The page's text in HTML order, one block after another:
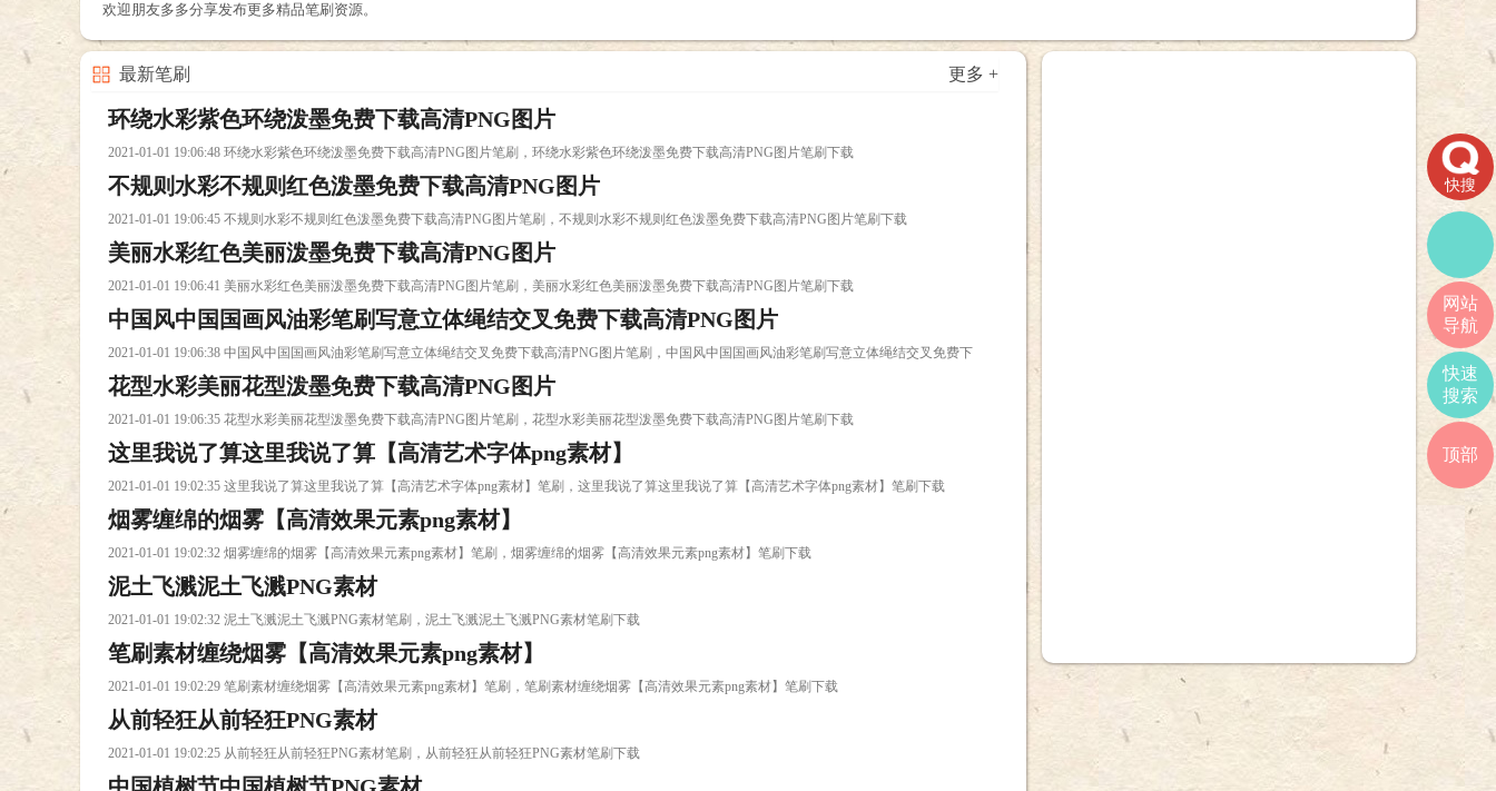
欢迎朋友多多分享发布更多精品笔刷资源。
最新笔刷 更多 +
环绕水彩紫色环绕泼墨免费下载高清PNG图片
2021-01-01 19:06:48 环绕水彩紫色环绕泼墨免费下载高清PNG图片笔刷，环绕水彩紫色环绕泼墨免费下载高清PNG图片笔刷下载
不规则水彩不规则红色泼墨免费下载高清PNG图片
2021-01-01 19:06:45 不规则水彩不规则红色泼墨免费下载高清PNG图片笔刷，不规则水彩不规则红色泼墨免费下载高清PNG图片笔刷下载
美丽水彩红色美丽泼墨免费下载高清PNG图片
2021-01-01 19:06:41 美丽水彩红色美丽泼墨免费下载高清PNG图片笔刷，美丽水彩红色美丽泼墨免费下载高清PNG图片笔刷下载
中国风中国国画风油彩笔刷写意立体绳结交叉免费下载高清PNG图片
2021-01-01 19:06:38 中国风中国国画风油彩笔刷写意立体绳结交叉免费下载高清PNG图片笔刷，中国风中国国画风油彩笔刷写意立体绳结交叉免费下
载高清PNG图片笔刷下载
花型水彩美丽花型泼墨免费下载高清PNG图片
2021-01-01 19:06:35 花型水彩美丽花型泼墨免费下载高清PNG图片笔刷，花型水彩美丽花型泼墨免费下载高清PNG图片笔刷下载
这里我说了算这里我说了算【高清艺术字体png素材】
2021-01-01 19:02:35 这里我说了算这里我说了算【高清艺术字体png素材】笔刷，这里我说了算这里我说了算【高清艺术字体png素材】笔刷下载
烟雾缠绵的烟雾【高清效果元素png素材】
2021-01-01 19:02:32 烟雾缠绵的烟雾【高清效果元素png素材】笔刷，烟雾缠绵的烟雾【高清效果元素png素材】笔刷下载
泥土飞溅泥土飞溅PNG素材
2021-01-01 19:02:32 泥土飞溅泥土飞溅PNG素材笔刷，泥土飞溅泥土飞溅PNG素材笔刷下载
笔刷素材缠绕烟雾【高清效果元素png素材】
2021-01-01 19:02:29 笔刷素材缠绕烟雾【高清效果元素png素材】笔刷，笔刷素材缠绕烟雾【高清效果元素png素材】笔刷下载
从前轻狂从前轻狂PNG素材
2021-01-01 19:02:25 从前轻狂从前轻狂PNG素材笔刷，从前轻狂从前轻狂PNG素材笔刷下载
快搜
网站
导航
快速
搜索
顶部